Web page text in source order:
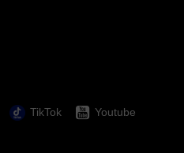
TikTok Youtube